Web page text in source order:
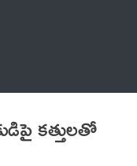
కత్తులతో